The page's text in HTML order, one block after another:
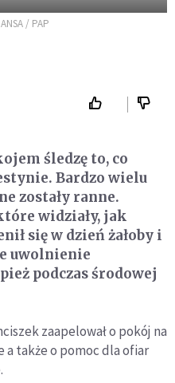
/ PAP
śledzę to, co
Bardzo wielu
zostały ranne.
widziały, jak
się w dzień żałoby i
uwolnienie
podczas środowej
zaapelował o pokój na
a także o pomoc dla ofiar